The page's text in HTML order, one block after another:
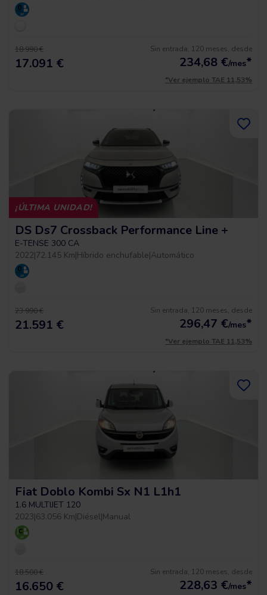
18.990 €
17.091 €
Sin entrada, 120 meses, desde
234,68 €/mes*
*Ver ejemplo TAE 11,53%
¡ÚLTIMA UNIDAD!
DS Ds7 Crossback Performance Line +
E-TENSE 300 CA
2022|72.145 Km|Híbrido enchufable|Automático
23.990 €
21.591 €
Sin entrada, 120 meses, desde
296,47 €/mes*
*Ver ejemplo TAE 11,53%
Fiat Doblo Kombi Sx N1 L1h1
1.6 MULTIJET 120
2023|63.056 Km|Diésel|Manual
18.500 €
16.650 €
Sin entrada, 120 meses, desde
228,63 €/mes*